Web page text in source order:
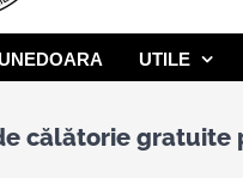
UTILE
călătorie